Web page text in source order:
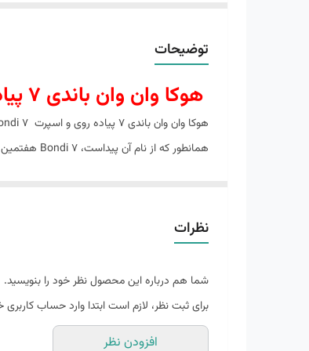
توضیحات
هوکا وان وان باندی 7 پیاده روی و اسپرت HOKA ONE ONE BONDI 7 111053
تجدید شده انتقال آسان از میانی پا به جلوی
نظرات
شما هم درباره این محصول نظر خود را بنویسید.
برای ثبت نظر، لازم است ابتدا وارد حساب
افزودن نظر